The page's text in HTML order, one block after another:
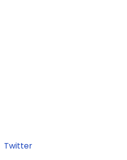
Twitter